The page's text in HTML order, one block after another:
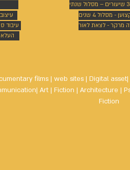
עיבוד
- מסלול 4 שנים
מרקר - לצאת לאור
films | web sites | Digital
Art | Fiction | Architecture |
Fiction